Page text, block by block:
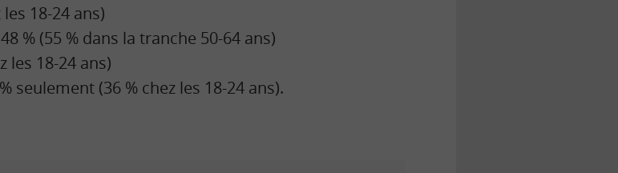
18-24 ans)
% (55 % dans la tranche 50-64 ans)
les 18-24 ans)
seulement (36 % chez les 18-24 ans).